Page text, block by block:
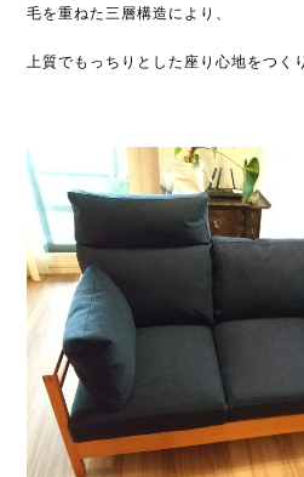
毛を重ねた三層構造により、
上質でもっちりとした座り心地をつく